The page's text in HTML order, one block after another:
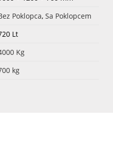
Poklopca, Sa Poklopcem
Lt
Kg
kg